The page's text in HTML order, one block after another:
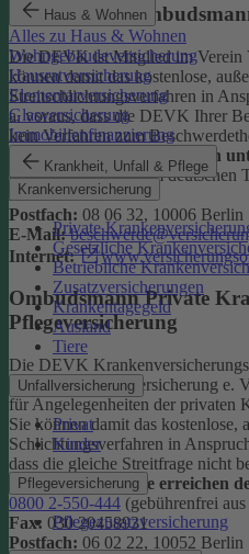
Haus & Wohnen
Alles zu Haus & Wohnen
Wohngebäudeversicherung
Hausratversicherung
Elementarversicherung
Glasversicherung
Immobilienfinanzierung
Krankheit, Unfall & Pflege
Krankenversicherung
Private
Gesetzliche
Betriebliche
Zusatzversicherungen
Krankentagegeld
Ausland
Tiere
Unfallversicherung
Privat
Kinder
Pflegeversicherung
Pflegezusatzversicherung
Die DEVK ist Mitglied im Verein
können damit das kostenlose,
Streitschlichtungsverfahren in
a. voraus, dass die DEVK Ihrer
kein Verfahren zum
erreichen den Ombudsmann
(gebührenfrei aus dem deutschen
Fax:0800 3-699-000
Postfach: 08 06 32, 10006 Berlin
E-Mail:
Internet:
Ombudsmann Private
Pflegeversicherung
Die DEVK
privaten Krankenversicherung e.
für Angelegenheiten der privaten
Sie können damit das kostenlose,
Schlichtungsverfahren in
dass die gleiche Streitfrage nicht
wird oder wurde.Sie erreichen
0800 2-550-444 (gebührenfrei
Fax: 030 20458931
Postfach: 06 02 22, 10052 Berlin